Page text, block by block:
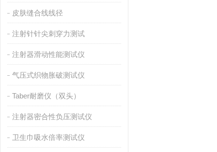
皮肤缝合线线径
注射针针尖刺穿力测试
注射器滑动性能测试仪
气压式织物胀破测试仪
Taber耐磨仪（双头）
注射器密合性负压测试仪
卫生巾吸水倍率测试仪